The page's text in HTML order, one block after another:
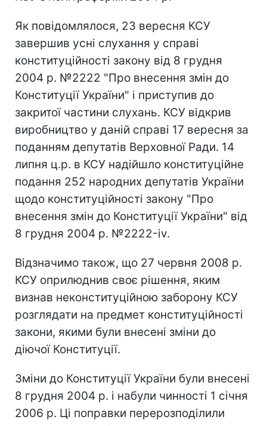
Як повідомлялося, 23 вересня КСУ
завершив усні слухання у справі
конституційності закону від 8 грудня
2004 р. №2222 "Про внесення змін до
Конституції України" і приступив до
закритої частини слухань. КСУ відкрив
виробництво у даній справі 17 вересня за
поданням депутатів Верховної Ради. 14
липня ц.р. в КСУ надійшло конституційне
подання 252 народних депутатів України
щодо конституційності закону "Про
внесення змін до Конституції України" від
8 грудня 2004 р. №2222-iv.
Відзначимо також, що 27 червня 2008 р.
КСУ оприлюднив своє рішення, яким
визнав неконституційною заборону КСУ
розглядати на предмет конституційності
закони, якими були внесені зміни до
діючої Конституції.
Зміни до Конституції України були внесені
8 грудня 2004 р. і набули чинності 1 січня
2006 р. Ці поправки перерозподілили